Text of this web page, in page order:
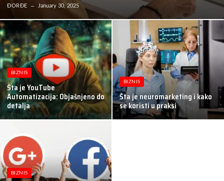
ĐORĐE January 30, 2025
BIZNIS
Šta je YouTube
Automatizacija: Objašnjeno do
detalja
BIZNIS
Šta je neuromarketing i kako
se koristi u praksi
BIZNIS